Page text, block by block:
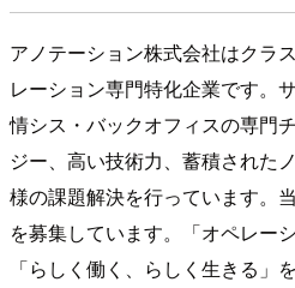
アノテーション株式会社はクラ
レーション専門特化企業です。
情シス・バックオフィスの専門
ジー、高い技術力、蓄積された
様の課題解決を行っています。
を募集しています。「オペレー
「らしく働く、らしく生きる」